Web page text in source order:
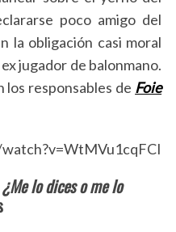
poco amigo del
la obligación casi moral
jugador de balonmano.
los responsables de Foie
¿Me lo dices o me lo